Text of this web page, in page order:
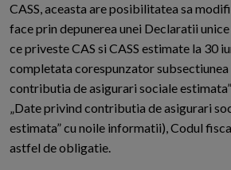
CASS, aceasta are posibilitatea sa
face prin depunerea unei Declaratii
ce priveste CAS si CASS estimate la 30
completata corespunzator subsectiunea
contributia de asigurari sociale
„Date privind contributia de asigurari
estimata” cu noile informatii), Codul
astfel de obligatie.